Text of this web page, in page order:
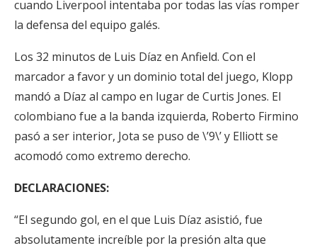
cuando Liverpool intentaba por todas las vías romper
la defensa del equipo galés.
Los 32 minutos de Luis Díaz en Anfield. Con el
marcador a favor y un dominio total del juego, Klopp
mandó a Díaz al campo en lugar de Curtis Jones. El
colombiano fue a la banda izquierda, Roberto Firmino
pasó a ser interior, Jota se puso de \’9\’ y Elliott se
acomodó como extremo derecho.
DECLARACIONES:
“El segundo gol, en el que Luis Díaz asistió, fue
absolutamente increíble por la presión alta que